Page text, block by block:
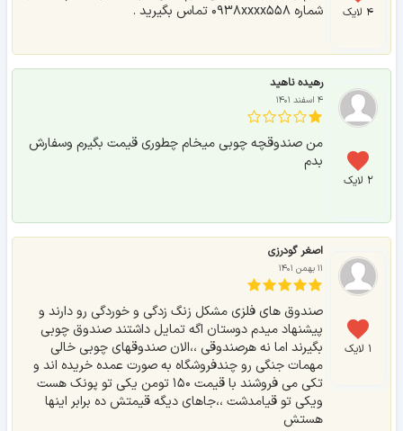
۴ لایک
شماره ۰۹۳۸xxxx۵۵۸ تماس بگیرید .
۲ لایک
رهیده ناهید
۴ اسفند ۱۴۰۱
من صندوقچه چوبی میخام چطوری قیمت بگیرم وسفارش
بدم
۱ لایک
اصغر گودرزی
۱۱ بهمن ۱۴۰۱
صندوق های فلزی مشکل زنگ زدگی و خوردگی رو دارند و
پیشنهاد میدم دوستان اگه تمایل داشتند صندوق چوبی
بگیرند اما نه هرصندوقی ،،الان صندوقهای چوبی خالی
مهمات جنگی رو چندفروشگاه به صورت عمده خریده اند و
تکی می فروشند با قیمت ۱۵۰ تومن یکی تو پونک هست
ویکی تو قیامدشت ،،جاهای دیگه قیمتش ده برابر اینها
هستش